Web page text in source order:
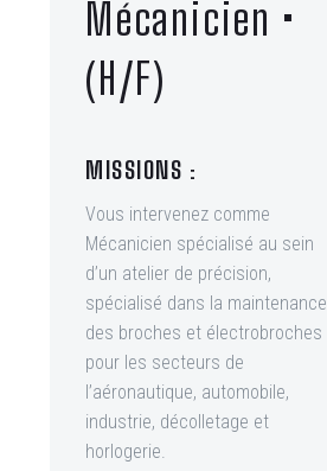
Mécanicien •
(H/F)
MISSIONS :
Vous intervenez comme
Mécanicien spécialisé au sein
d’un atelier de précision,
spécialisé dans la maintenance
des broches et électrobroches
pour les secteurs de
l’aéronautique, automobile,
industrie, décolletage et
horlogerie.